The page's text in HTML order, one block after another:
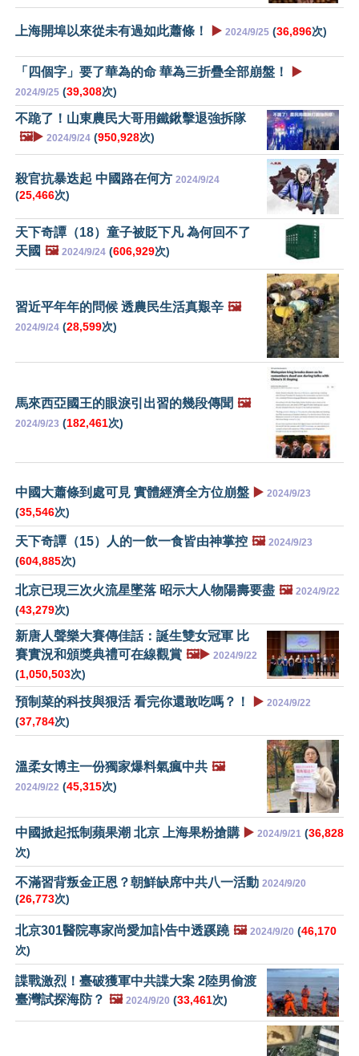
上海開埠以來從未有過如此蕭條！ ▶️ 2024/9/25 (36,896次)
「四個字」要了華為的命 華為三折疊全部崩盤！ ▶️
2024/9/25 (39,308次)
不跪了！山東農民大哥用鐵鍬擊退強拆隊
🖼️▶️ 2024/9/24 (950,928次)
殺官抗暴迭起 中國路在何方 2024/9/24
(25,466次)
天下奇譚（18）童子被貶下凡 為何回不了
天國 🖼️ 2024/9/24 (606,929次)
習近平年年的問候 透農民生活真艱辛 🖼️
2024/9/24 (28,599次)
馬來西亞國王的眼淚引出習的幾段傳聞 🖼️
2024/9/23 (182,461次)
中國大蕭條到處可見 實體經濟全方位崩盤 ▶️ 2024/9/23
(35,546次)
天下奇譚（15）人的一飲一食皆由神掌控 🖼️ 2024/9/23
(604,885次)
北京已現三次火流星墜落 昭示大人物陽壽要盡 🖼️ 2024/9/22
(43,279次)
新唐人聲樂大賽傳佳話：誕生雙女冠軍 比
賽實況和頒獎典禮可在線觀賞 🖼️▶️ 2024/9/22
(1,050,503次)
預制菜的科技與狠活 看完你還敢吃嗎？！ ▶️ 2024/9/22
(37,784次)
溫柔女博主一份獨家爆料氣瘋中共 🖼️
2024/9/22 (45,315次)
中國掀起抵制蘋果潮 北京 上海果粉搶購 ▶️ 2024/9/21 (36,828
次)
不滿習背叛金正恩？朝鮮缺席中共八一活動 2024/9/20
(26,773次)
北京301醫院專家尚愛加訃告中透蹊蹺 🖼️ 2024/9/20 (46,170
次)
諜戰激烈！臺破獲軍中共諜大案 2陸男偷渡
臺灣試探海防？ 🖼️ 2024/9/20 (33,461次)